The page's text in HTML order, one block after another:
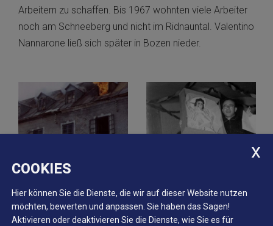
Arbeitern zu schaffen. Bis 1967 wohnten viele Arbeiter
noch am Schneeberg und nicht im Ridnauntal. Valentino
Nannarone ließ sich später in Bozen nieder.
COOKIES
Hier können Sie die Dienste, die wir auf dieser Website nutzen
möchten, bewerten und anpassen. Sie haben das Sagen!
Aktivieren oder deaktivieren Sie die Dienste, wie Sie es für